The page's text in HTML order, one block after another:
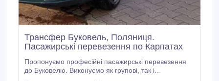
Трансфер Буковель, Поляниця.
Пасажирські перевезення по Карпатах
Пропонуємо професійні пасажирські перевезення
до Буковелю. Виконуємо як групові, так і